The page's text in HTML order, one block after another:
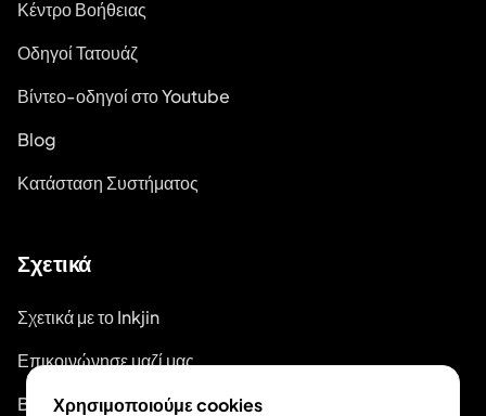
Κέντρο Βοήθειας
Οδηγοί Τατουάζ
Βίντεο-οδηγοί στο Youtube
Blog
Κατάσταση Συστήματος
Σχετικά
Σχετικά με το Inkjin
Επικοινώνησε μαζί μας
Branding Kit
Χρησιμοποιούμε cookies